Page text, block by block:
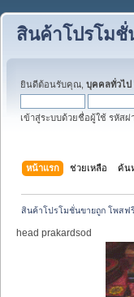
สินค้าโปรโมชั่
ยินดีต้อนรับคุณ, บุคคลทั่วไป
เข้าสู่ระบบด้วยชื่อผู้ใช้ รหัสผ่
หน้าแรก ช่วยเหลือ ค้น
สินค้าโปรโมชั่นขายถูก โพสฟ
head prakardsod